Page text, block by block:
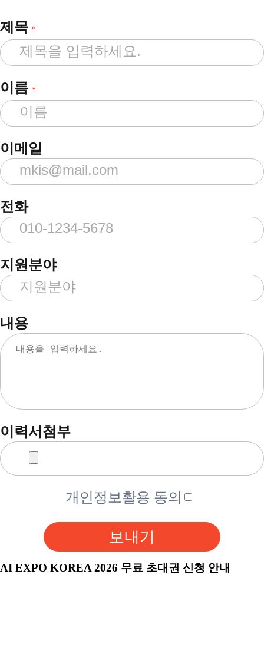
제목 *
이름 *
이메일
전화
지원분야
내용
이력서첨부
개인정보활용 동의
보내기
AI EXPO KOREA 2026 무료 초대권 신청 안내